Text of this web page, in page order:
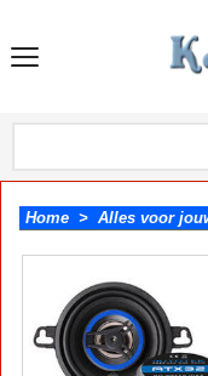
Home > Alles voor